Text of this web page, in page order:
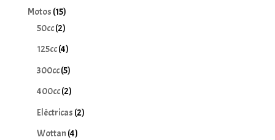
producto
Motos 1515
productos
50cc 22
productos
125cc 44
productos
300cc 55
productos
400cc 22
productos
Eléctricas 22
Wottan 44